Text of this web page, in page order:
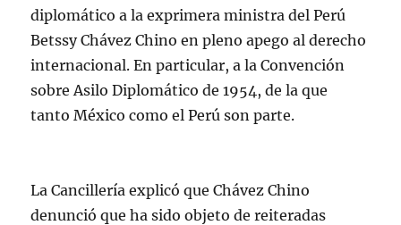
diplomático a la exprimera ministra del Perú
Betssy Chávez Chino en pleno apego al derecho
internacional. En particular, a la Convención
sobre Asilo Diplomático de 1954, de la que
tanto México como el Perú son parte.
La Cancillería explicó que Chávez Chino
denunció que ha sido objeto de reiteradas